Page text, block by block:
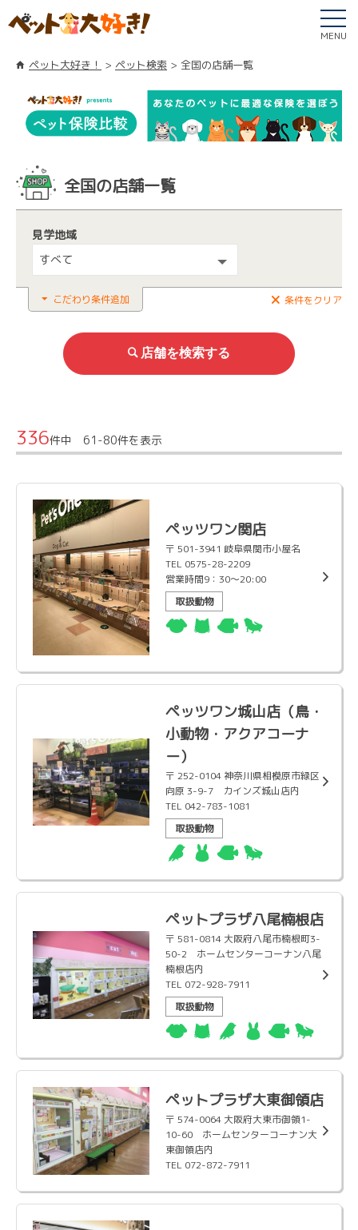
MENU
ペット大好き！ ペット検索 全国の店舗一覧
全国の店舗一覧
見学地域
すべて
こだわり条件追加 条件をクリア
336件中 61-80件を表示
ペッツワン関店
〒 501-3941 岐阜県関市小屋名
TEL 0575-28-2209
営業時間9：30～20:00
取扱動物
ペッツワン城山店（鳥・
小動物・アクアコーナ
ー）
〒 252-0104 神奈川県相模原市緑区
向原 3-9-7 カインズ城山店内
TEL 042-783-1081
取扱動物
ペットプラザ八尾楠根店
〒 581-0814 大阪府八尾市楠根町3-
50-2 ホームセンターコーナン八尾
楠根店内
TEL 072-928-7911
取扱動物
ペットプラザ大東御領店
〒 574-0064 大阪府大東市御領1-
10-60 ホームセンターコーナン大
東御領店内
TEL 072-872-7911